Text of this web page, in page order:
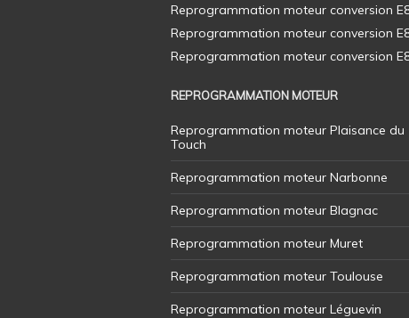
REPROGRAMMATION MOTEUR
Reprogrammation moteur Plaisance du
Touch
Reprogrammation moteur Narbonne
Reprogrammation moteur Blagnac
Reprogrammation moteur Muret
Reprogrammation moteur Toulouse
Reprogrammation moteur Léguevin
Reprogrammation moteur conversion
Reprogrammation moteur conversion
Reprogrammation moteur conversion